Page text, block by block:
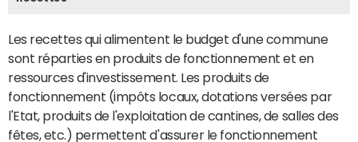
Les recettes qui alimentent le budget d'une commune
sont réparties en produits de fonctionnement et en
ressources d'investissement. Les produits de
fonctionnement (impôts locaux, dotations versées par
l'Etat, produits de l'exploitation de cantines, de salles des
fêtes, etc.) permettent d'assurer le fonctionnement